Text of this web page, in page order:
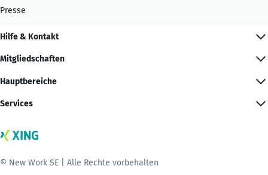
Presse
Hilfe & Kontakt
Mitgliedschaften
Hauptbereiche
Services
© New Work SE | Alle Rechte vorbehalten